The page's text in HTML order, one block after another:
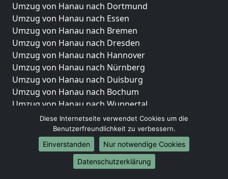
Umzug von Hanau nach Dortmund
Umzug von Hanau nach Essen
Umzug von Hanau nach Bremen
Umzug von Hanau nach Dresden
Umzug von Hanau nach Hannover
Umzug von Hanau nach Nürnberg
Umzug von Hanau nach Duisburg
Umzug von Hanau nach Bochum
Umzug von Hanau nach Wuppertal
Umzug von Hanau nach Bielefeld
Umzug von Hanau nach Bonn
Umzug von Hanau nach Münster
Internationale-Umzüge
Diese Internetseite verwendet Cookies um die
Benutzerfreundlichkeit zu verbessern.
Einverstanden
Nur notwendige Cookies
Datenschutzerklärung